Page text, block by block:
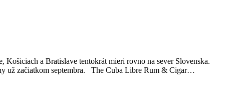
a Bratislave tentokrát mieri rovno na sever Slovenska.
už začiatkom septembra. The Cuba Libre Rum & Cigar…